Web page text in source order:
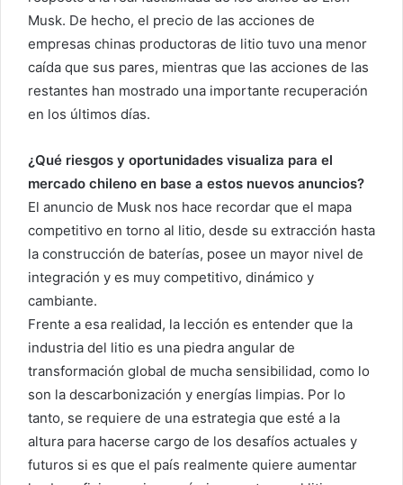
Musk. De hecho, el precio de las acciones de
empresas chinas productoras de litio tuvo una menor
caída que sus pares, mientras que las acciones de las
restantes han mostrado una importante recuperación
en los últimos días.
¿Qué riesgos y oportunidades visualiza para el
mercado chileno en base a estos nuevos anuncios?
El anuncio de Musk nos hace recordar que el mapa
competitivo en torno al litio, desde su extracción hasta
la construcción de baterías, posee un mayor nivel de
integración y es muy competitivo, dinámico y
cambiante.
Frente a esa realidad, la lección es entender que la
industria del litio es una piedra angular de
transformación global de mucha sensibilidad, como lo
son la descarbonización y energías limpias. Por lo
tanto, se requiere de una estrategia que esté a la
altura para hacerse cargo de los desafíos actuales y
futuros si es que el país realmente quiere aumentar